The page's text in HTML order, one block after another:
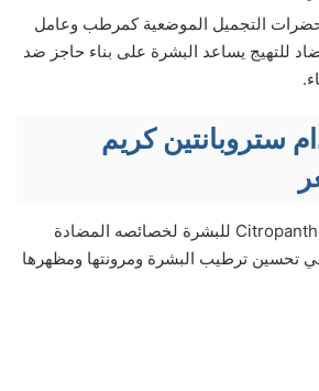
التجميل الموضعية كمرطب وعامل
للتهيج يساعد البشرة على بناء حاجز ضد
ستروبانتين كريم
يمكن استخدام كريم Citropanthen للبشرة لخصائصه المضادة
في تحسين ترطيب البشرة ومرونتها ومظهرها